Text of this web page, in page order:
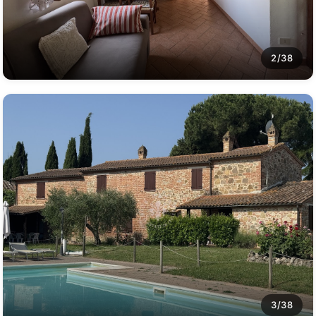
2/38
3/38